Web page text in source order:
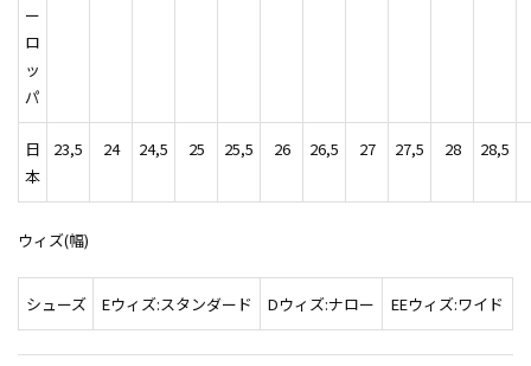
ー
ロ
ッ
パ
日
本
23,5 24 24,5 25 25,5 26 26,5 27 27,5 28 28,5
ウィズ(幅)
シューズ Eウィズ:スタンダード Dウィズ:ナロー EEウィズ:ワイド